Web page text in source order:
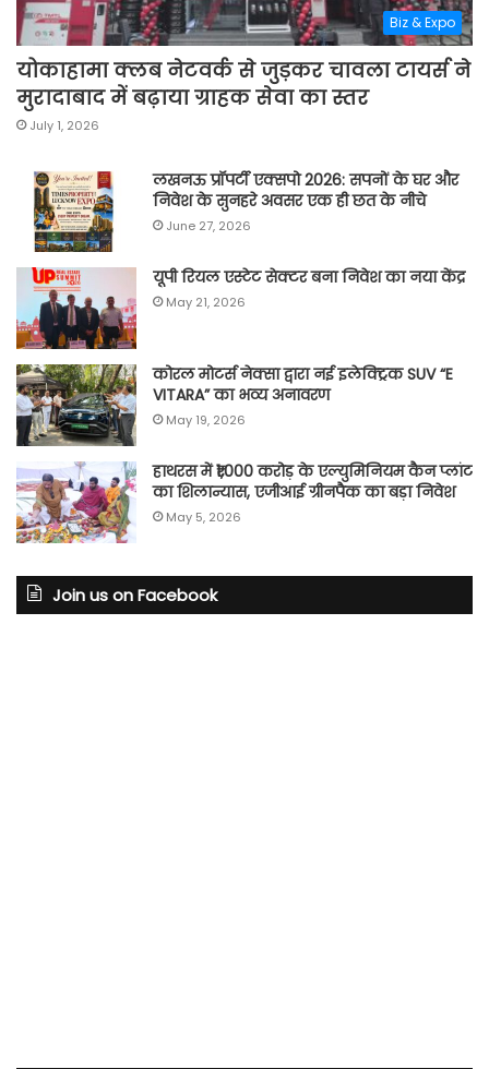
Biz & Expo
योकाहामा क्लब नेटवर्क से जुड़कर चावला टायर्स ने
मुरादाबाद में बढ़ाया ग्राहक सेवा का स्तर
July 1, 2026
लखनऊ प्रॉपर्टी एक्सपो 2026: सपनों के घर और
निवेश के सुनहरे अवसर एक ही छत के नीचे
June 27, 2026
यूपी रियल एस्टेट सेक्टर बना निवेश का नया केंद्र
May 21, 2026
कोरल मोटर्स नेक्सा द्वारा नई इलेक्ट्रिक SUV “E
VITARA” का भव्य अनावरण
May 19, 2026
हाथरस में ₹1,000 करोड़ के एल्युमिनियम कैन प्लांट
का शिलान्यास, एजीआई ग्रीनपैक का बड़ा निवेश
May 5, 2026
Join us on Facebook